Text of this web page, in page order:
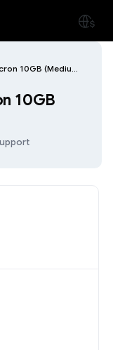
NVIDIA RTX 3080 Micron 10GB (Medium Overclock)
10GB